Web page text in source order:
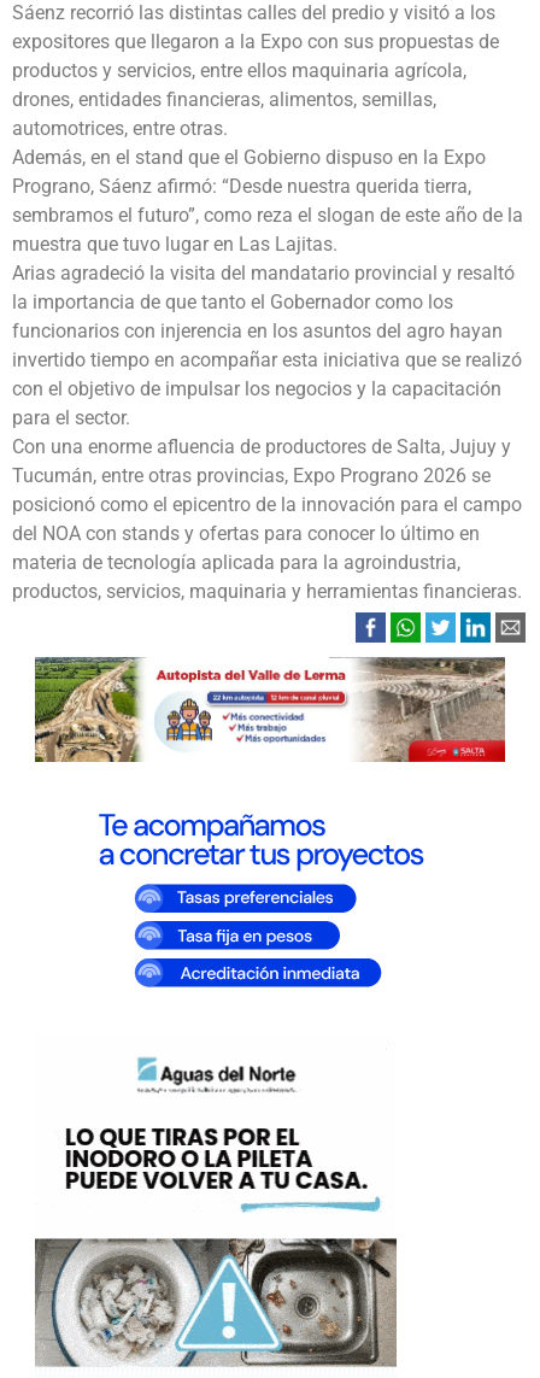
Sáenz recorrió las distintas calles del predio y visitó a los
expositores que llegaron a la Expo con sus propuestas de
productos y servicios, entre ellos maquinaria agrícola,
drones, entidades financieras, alimentos, semillas,
automotrices, entre otras.
Además, en el stand que el Gobierno dispuso en la Expo
Prograno, Sáenz afirmó: “Desde nuestra querida tierra,
sembramos el futuro”, como reza el slogan de este año de la
muestra que tuvo lugar en Las Lajitas.
Arias agradeció la visita del mandatario provincial y resaltó
la importancia de que tanto el Gobernador como los
funcionarios con injerencia en los asuntos del agro hayan
invertido tiempo en acompañar esta iniciativa que se realizó
con el objetivo de impulsar los negocios y la capacitación
para el sector.
Con una enorme afluencia de productores de Salta, Jujuy y
Tucumán, entre otras provincias, Expo Prograno 2026 se
posicionó como el epicentro de la innovación para el campo
del NOA con stands y ofertas para conocer lo último en
materia de tecnología aplicada para la agroindustria,
productos, servicios, maquinaria y herramientas financieras.